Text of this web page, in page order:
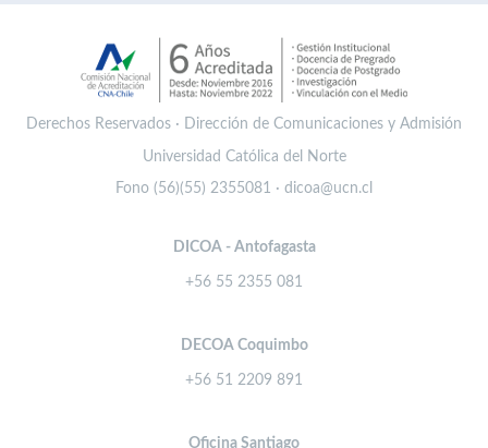
Derechos Reservados · Dirección de Comunicaciones y Admisión
Universidad Católica del Norte
Fono (56)(55) 2355081 · dicoa@ucn.cl
DICOA - Antofagasta
+56 55 2355 081
DECOA Coquimbo
+56 51 2209 891
Oficina Santiago